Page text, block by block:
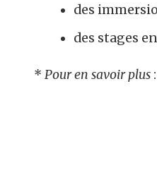
des
des stages
* Pour en savoir plus :